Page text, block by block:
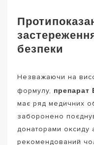
безпеки
Незважаючи на
формулу, препарат
має ряд медичних
заборонено
донаторами оксиду
рекомендований